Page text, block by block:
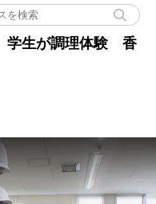
学生が調理体験 香